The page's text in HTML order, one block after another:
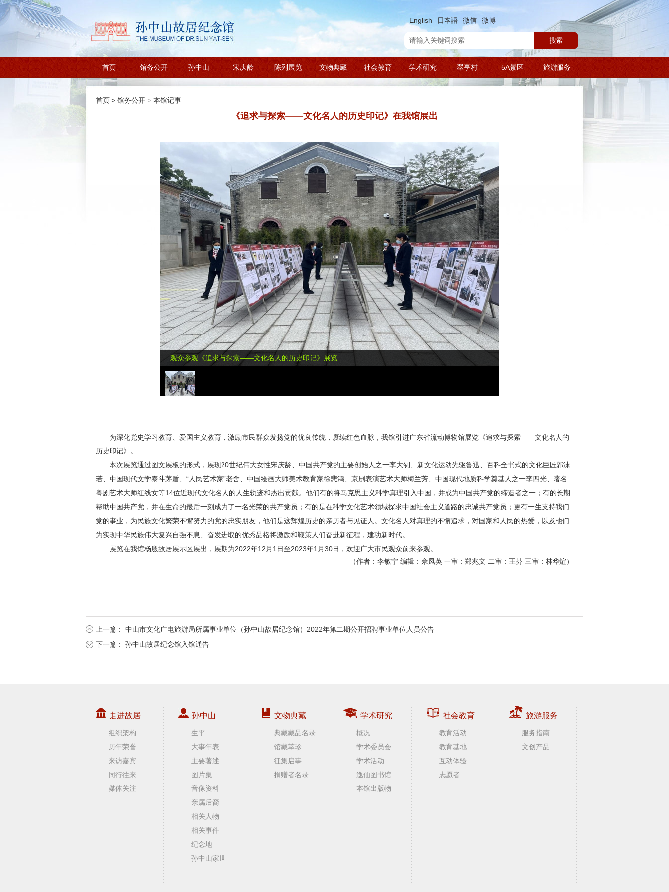
English 日本語 微信 微博
搜索
首页 馆务公开 孙中山 宋庆龄 陈列展览 文物典藏 社会教育 学术研究 翠亨村 5A景区 旅游服务
首页 > 馆务公开 > 本馆记事
《追求与探索——文化名人的历史印记》在我馆展出
观众参观《追求与探索——文化名人的历史印记》展览
为深化党史学习教育、爱国主义教育，激励市民群众发扬党的优良传统，赓续红色血脉，我馆引进广东省流动博物馆展览《追求与探索——文化名人的
历史印记》。
本次展览通过图文展板的形式，展现20世纪伟大女性宋庆龄、中国共产党的主要创始人之一李大钊、新文化运动先驱鲁迅、百科全书式的文化巨匠郭沫
若、中国现代文学泰斗茅盾、“人民艺术家”老舍、中国绘画大师美术教育家徐悲鸿、京剧表演艺术大师梅兰芳、中国现代地质科学奠基人之一李四光、著名
粤剧艺术大师红线女等14位近现代文化名人的人生轨迹和杰出贡献。他们有的将马克思主义科学真理引入中国，并成为中国共产党的缔造者之一；有的长期
帮助中国共产党，并在生命的最后一刻成为了一名光荣的共产党员；有的是在科学文化艺术领域探求中国社会主义道路的忠诚共产党员；更有一生支持我们
党的事业，为民族文化繁荣不懈努力的党的忠实朋友，他们是这辉煌历史的亲历者与见证人。文化名人对真理的不懈追求，对国家和人民的热爱，以及他们
为实现中华民族伟大复兴自强不息、奋发进取的优秀品格将激励和鞭策人们奋进新征程，建功新时代。
展览在我馆杨殷故居展示区展出，展期为2022年12月1日至2023年1月30日，欢迎广大市民观众前来参观。
（作者：李敏宁 编辑：佘凤英 一审：郑兆文 二审：王芬 三审：林华煊）
上一篇： 中山市文化广电旅游局所属事业单位（孙中山故居纪念馆）2022年第二期公开招聘事业单位人员公告
下一篇： 孙中山故居纪念馆入馆通告
走进故居
组织架构
历年荣誉
来访嘉宾
同行往来
媒体关注
孙中山
生平
大事年表
主要著述
图片集
音像资料
亲属后裔
相关人物
相关事件
纪念地
孙中山家世
文物典藏
典藏藏品名录
馆藏萃珍
征集启事
捐赠者名录
学术研究
概况
学术委员会
学术活动
逸仙图书馆
本馆出版物
社会教育
教育活动
教育基地
互动体验
志愿者
旅游服务
服务指南
文创产品